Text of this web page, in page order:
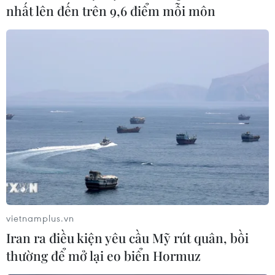
Google, Facebook: Chúng tôi cần khổng lồ
để đánh bại Trung Quốc
16/06/2019 04:26
nhất lên đến trên 9,6 điểm mỗi môn
vietnamplus.vn
Iran ra điều kiện yêu cầu Mỹ rút quân, bồi
thường để mở lại eo biển Hormuz